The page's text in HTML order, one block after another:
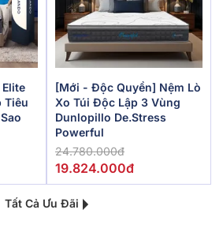
Tiêu
[Mới - Độc Quyền] Nệm Lò
Xo Túi Độc Lập 3 Vùng
Dunlopillo De.Stress
Powerful
24.780.000đ
19.824.000đ
Tất Cả Ưu Đãi